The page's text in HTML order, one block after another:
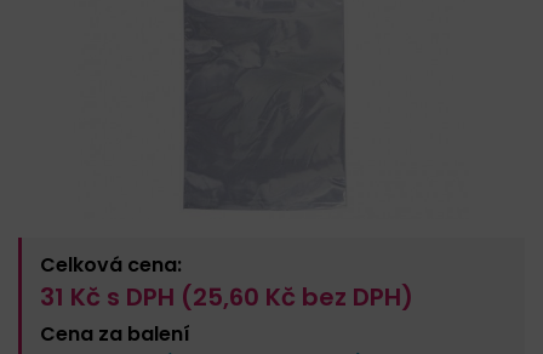
Celková cena:
31 Kč s DPH (25,60 Kč bez DPH)
Cena za balení